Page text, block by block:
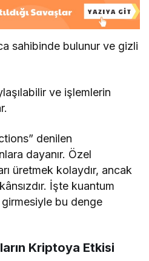
sahibinde bulunur ve gizli
ve işlemlerin
denilen
dayanır. Özel
üretmek kolaydır, ancak
İşte kuantum
bu denge
Kriptoya Etkisi